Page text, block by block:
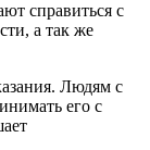
справиться с
а так же
Людям с
его с